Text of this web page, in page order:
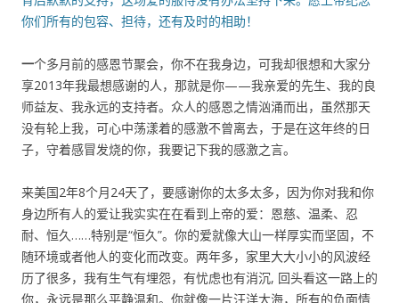
你们所有的包容、担待，还有及时的相助！
一个多月前的感恩节聚会，你不在我身边，可我却很想和大家分
享2013年我最想感谢的人，那就是你——我亲爱的先生、我的良
师益友、我永远的支持者。众人的感恩之情汹涌而出，虽然那天
没有轮上我，可心中荡漾着的感激不曾离去，于是在这年终的日
子，守着感冒发烧的你，我要记下我的感激之言。
来美国2年8个月24天了，要感谢你的太多太多，因为你对我和你
身边所有人的爱让我实实在在看到上帝的爱：恩慈、温柔、忍
耐、恒久……特别是“恒久”。你的爱就像大山一样厚实而坚固，不
随环境或者他人的变化而改变。两年多，家里大大小小的风波经
历了很多，我有生气有埋怨，有忧虑也有消沉, 回头看这一路上的
你，永远是那么平静温和。你就像一片汪洋大海，所有的负面情